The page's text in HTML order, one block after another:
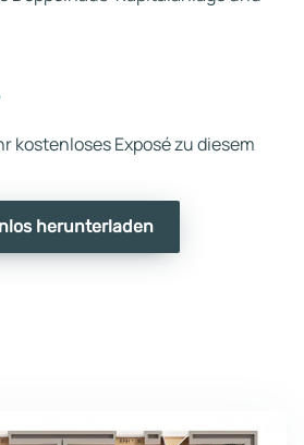
kostenloses Exposé zu diesem
herunterladen